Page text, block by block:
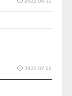
2022.07.22